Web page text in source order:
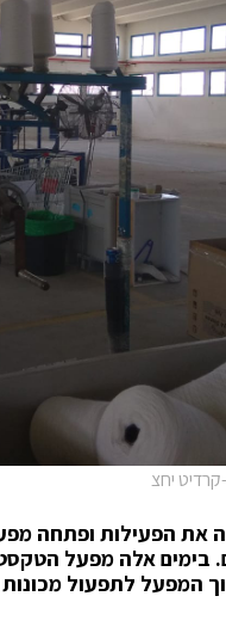
יחצ
הפעילות ופתחה
כיום. בימים אלה
המפעל לתפעול מכונות